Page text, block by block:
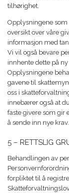
tilhørighet.
Opplysningene som
oversikt over våre
informasjon med
Vi vil også bevare
innhente dette på
Opplysningene
gavene til
oss i
innebærer også at
faste givere som gir
å sende inn nye krav.
5 – RETTSLIG
Behandlingen av
forpliktet til å